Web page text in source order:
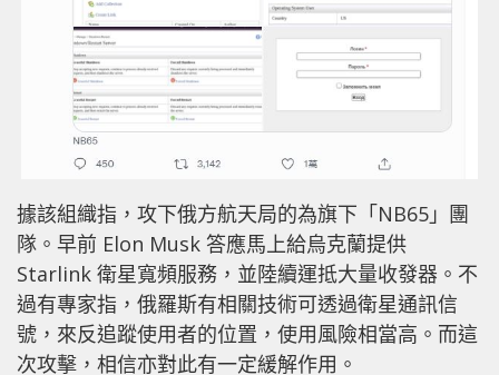
據該組織指，攻下俄方航天局的為旗下「NB65」團
隊。早前 Elon Musk 答應馬上給烏克蘭提供
Starlink 衛星寬頻服務，並陸續運抵大量收發器。不
過有專家指，俄羅斯有相關技術可透過衛星通訊信
號，來反追蹤使用者的位置，使用風險相當高。而這
次攻擊，相信亦對此有一定緩解作用。